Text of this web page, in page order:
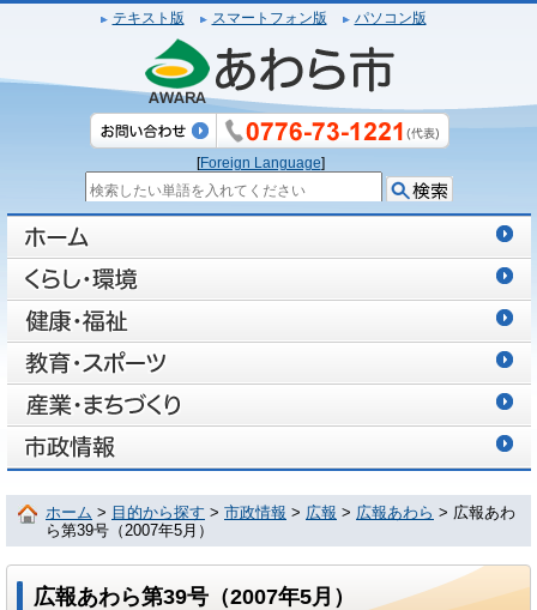
テキスト版 スマートフォン版 パソコン版
[Foreign Language]
ホーム > 目的から探す > 市政情報 > 広報 > 広報あわら > 広報あわ
ら第39号（2007年5月）
広報あわら第39号（2007年5月）